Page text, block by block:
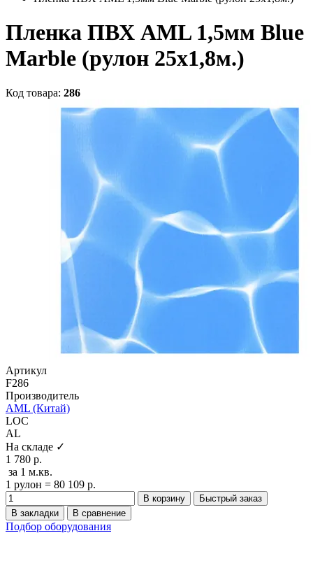
Пленка ПВХ AML 1,5мм Blue
Marble (рулон 25х1,8м.)
Код товара: 286
Артикул
F286
Производитель
AML (Китай)
LOC
AL
На складе ✓
1 780 р.
за 1 м.кв.
1 рулон = 80 109 р.
В корзину
Быстрый заказ
В закладки
В сравнение
Подбор оборудования